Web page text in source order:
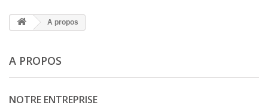
A propos
A PROPOS
NOTRE ENTREPRISE